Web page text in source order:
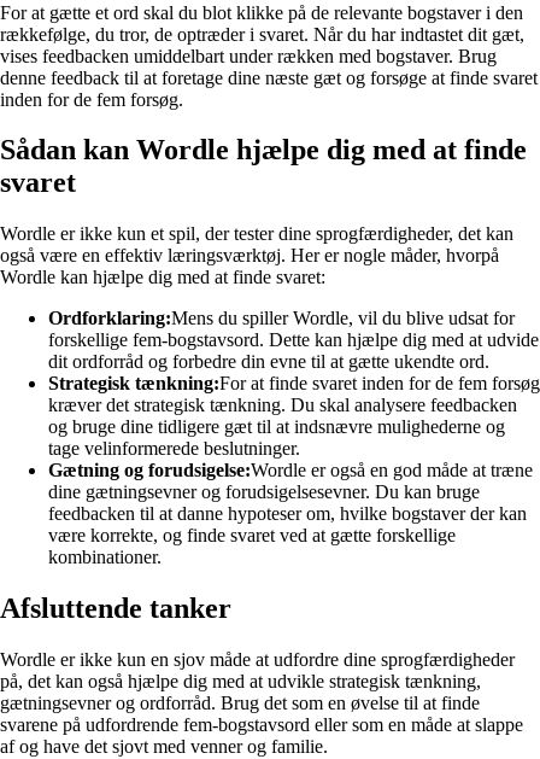
For at gætte et ord skal du blot klikke på de relevante bogstaver i den
rækkefølge, du tror, de optræder i svaret. Når du har indtastet dit gæt,
vises feedbacken umiddelbart under rækken med bogstaver. Brug
denne feedback til at foretage dine næste gæt og forsøge at finde svaret
inden for de fem forsøg.
Sådan kan Wordle hjælpe dig med at finde
svaret
Wordle er ikke kun et spil, der tester dine sprogfærdigheder, det kan
også være en effektiv læringsværktøj. Her er nogle måder, hvorpå
Wordle kan hjælpe dig med at finde svaret:
Ordforklaring:Mens du spiller Wordle, vil du blive udsat for
forskellige fem-bogstavsord. Dette kan hjælpe dig med at udvide
dit ordforråd og forbedre din evne til at gætte ukendte ord.
Strategisk tænkning:For at finde svaret inden for de fem forsøg
kræver det strategisk tænkning. Du skal analysere feedbacken
og bruge dine tidligere gæt til at indsnævre mulighederne og
tage velinformerede beslutninger.
Gætning og forudsigelse:Wordle er også en god måde at træne
dine gætningsevner og forudsigelsesevner. Du kan bruge
feedbacken til at danne hypoteser om, hvilke bogstaver der kan
være korrekte, og finde svaret ved at gætte forskellige
kombinationer.
Afsluttende tanker
Wordle er ikke kun en sjov måde at udfordre dine sprogfærdigheder
på, det kan også hjælpe dig med at udvikle strategisk tænkning,
gætningsevner og ordforråd. Brug det som en øvelse til at finde
svarene på udfordrende fem-bogstavsord eller som en måde at slappe
af og have det sjovt med venner og familie.